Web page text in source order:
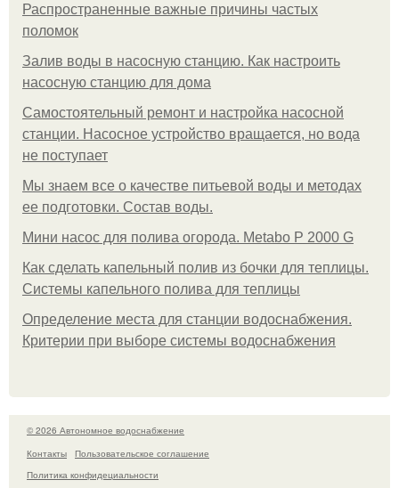
Распространенные важные причины частых
поломок
Залив воды в насосную станцию. Как настроить
насосную станцию для дома
Самостоятельный ремонт и настройка насосной
станции. Насосное устройство вращается, но вода
не поступает
Мы знаем все о качестве питьевой воды и методах
ее подготовки. Состав воды.
Мини насос для полива огорода. Metabo P 2000 G
Как сделать капельный полив из бочки для теплицы.
Системы капельного полива для теплицы
Определение места для станции водоснабжения.
Критерии при выборе системы водоснабжения
© 2026 Автономное водоснабжение
Контакты
Пользовательское соглашение
Политика конфидециальности